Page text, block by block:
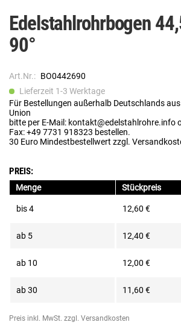
Edelstahlrohrbogen
90°
Art.Nr.: BO0442690
Lieferzeit 1-3 Werktage
Für Bestellungen außerhalb Deutschlands
Union
bitte per E-Mail: kontakt@edelstahlrohre.info
Fax: +49 7731 918323 bestellen.
30 Euro Mindestbestellwert zzgl.
PREIS:
Menge Stückpreis
bis4 12,60 €
ab 5 12,40 €
ab 10 12,00 €
ab30 11,60 €
Preis inkl. MwSt. zzgl. Versandkosten